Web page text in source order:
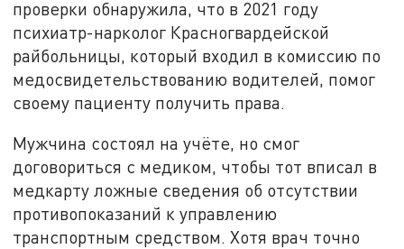
проверки обнаружила, что в 2021 году
психиатр-нарколог Красногвардейской
райбольницы, который входил в комиссию по
медосвидетельствованию водителей, помог
своему пациенту получить права.
Мужчина состоял на учёте, но смог
договориться с медиком, чтобы тот вписал в
медкарту ложные сведения об отсутствии
противопоказаний к управлению
транспортным средством. Хотя врач точно